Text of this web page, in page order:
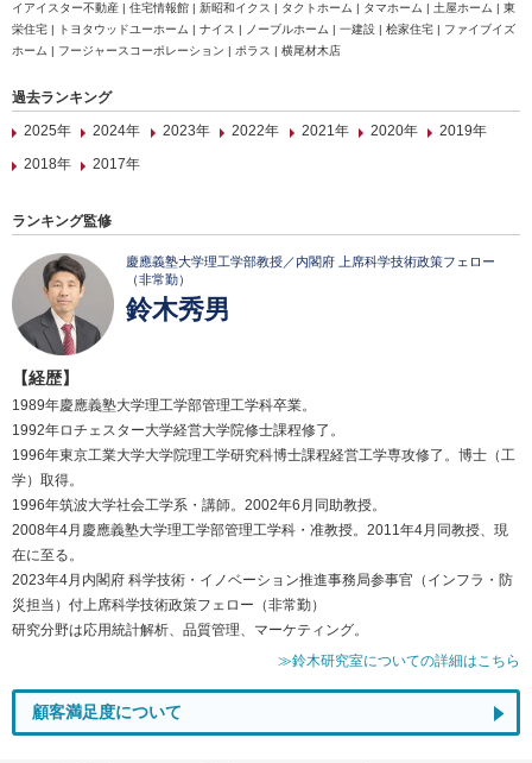
イアイスター不動産 | 住宅情報館 | 新昭和イクス | タクトホーム | タマホーム | 土屋ホーム | 東
栄住宅 | トヨタウッドユーホーム | ナイス | ノーブルホーム | 一建設 | 桧家住宅 | ファイブイズ
ホーム | フージャースコーポレーション | ポラス | 横尾材木店
過去ランキング
2025年
2024年 2023年 2022年 2021年 2020年
2019年
2018年
2017年
ランキング監修
慶應義塾大学理工学部教授／内閣府 上席科学技術政策フェロー
（非常勤）
鈴木秀男
【経歴】
1989年慶應義塾大学理工学部管理工学科卒業。
1992年ロチェスター大学経営大学院修士課程修了。
1996年東京工業大学大学院理工学研究科博士課程経営工学専攻修了。博士（工
学）取得。
1996年筑波大学社会工学系・講師。2002年6月同助教授。
2008年4月慶應義塾大学理工学部管理工学科・准教授。2011年4月同教授、現
在に至る。
2023年4月内閣府 科学技術・イノベーション推進事務局参事官（インフラ・防
災担当）付上席科学技術政策フェロー（非常勤）
研究分野は応用統計解析、品質管理、マーケティング。
≫鈴木研究室についての詳細はこちら
顧客満足度について